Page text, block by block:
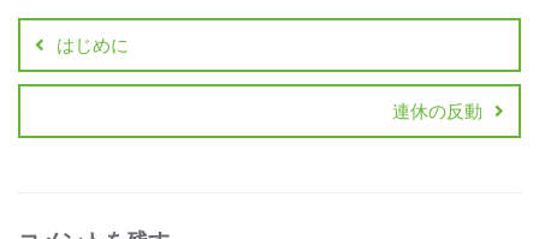
はじめに
連休の反動